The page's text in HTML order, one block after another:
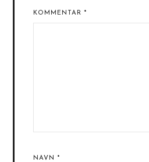
KOMMENTAR *
NAVN *